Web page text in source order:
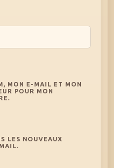
MON E-MAIL ET MON
POUR MON
LES NOUVEAUX